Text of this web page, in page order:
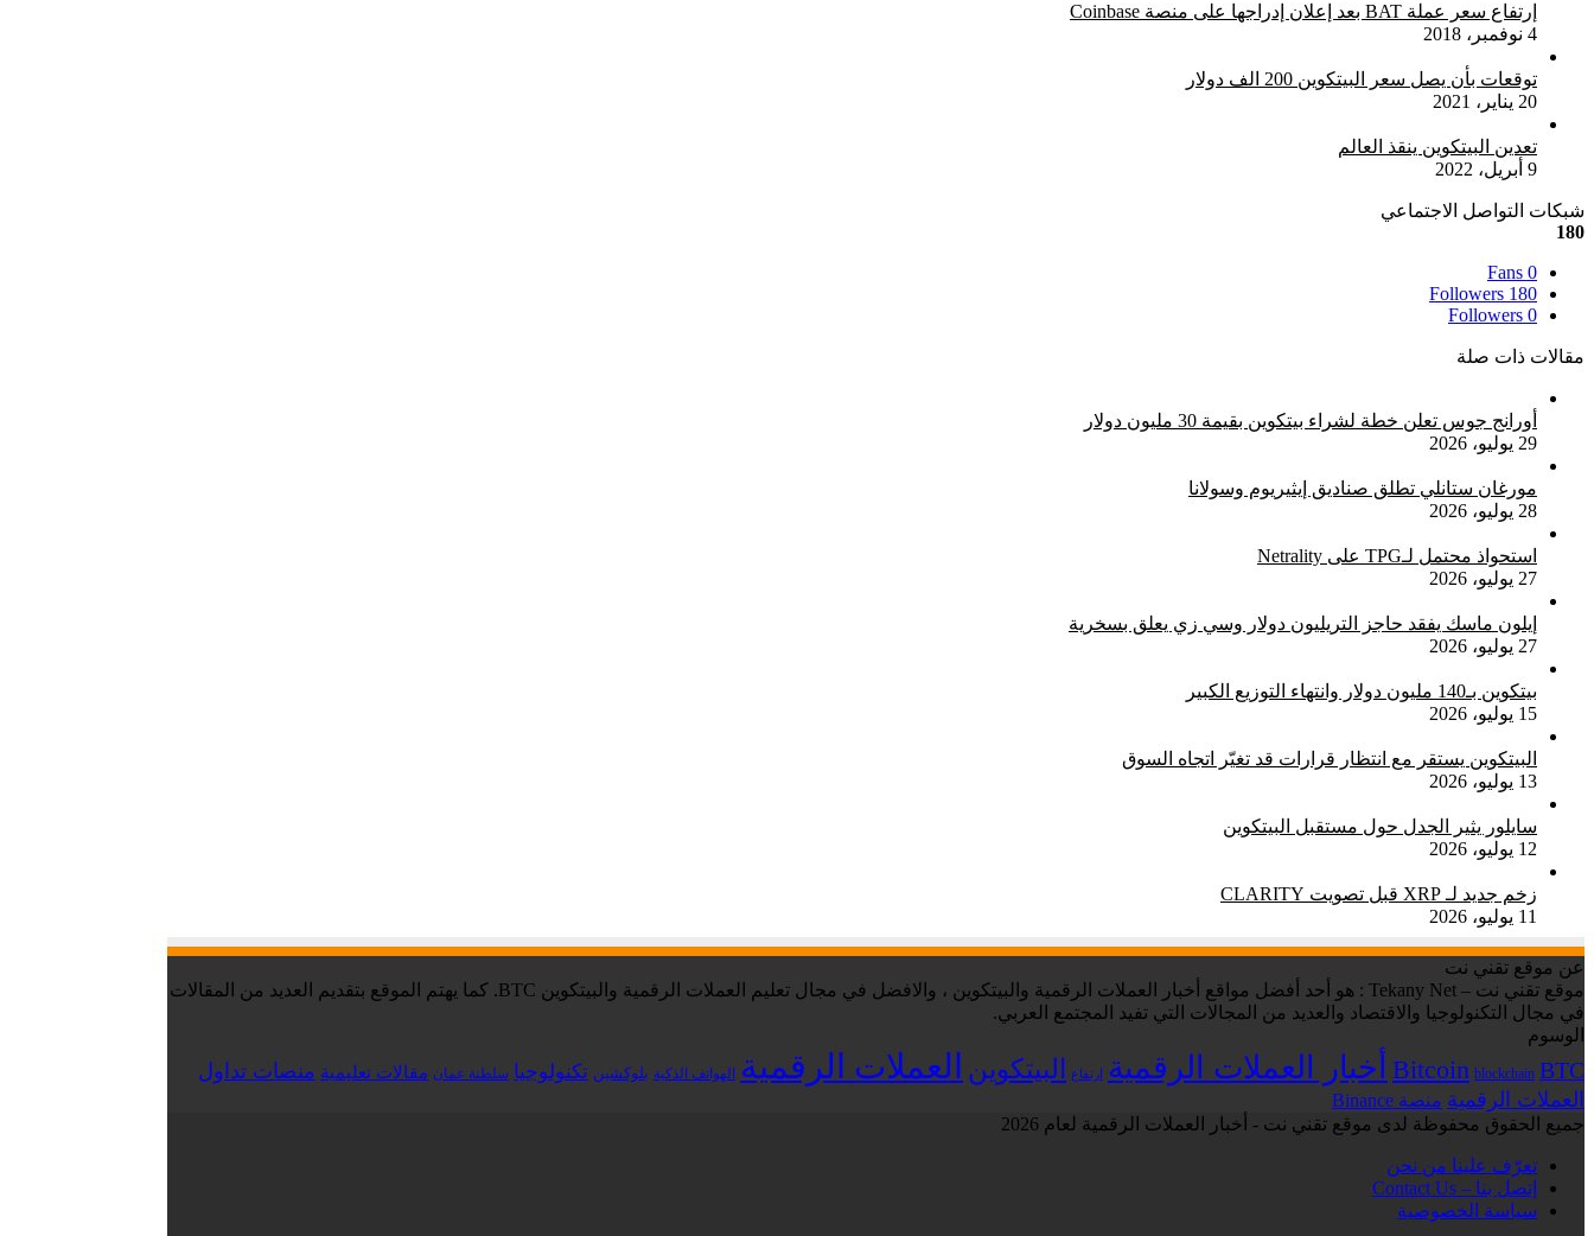
إرتفاع سعر عملة BAT بعد إعلان إدراجها على منصة Coinbase
4 نوفمبر، 2018
توقعات بأن يصل سعر البيتكوين 200 الف دولار
20 يناير، 2021
تعدين البيتكوين ينقذ العالم
9 أبريل، 2022
شبكات التواصل الاجتماعي
180
0
Fans
180
Followers
0
Followers
مقالات ذات صلة
أورانج جوس تعلن خطة لشراء بيتكوين بقيمة 30 مليون دولار
29 يوليو، 2026
مورغان ستانلي تطلق صناديق إيثيريوم وسولانا
28 يوليو، 2026
استحواذ محتمل لـTPG على Netrality
27 يوليو، 2026
إيلون ماسك يفقد حاجز التريليون دولار وسي زي يعلق بسخرية
27 يوليو، 2026
بيتكوين بـ140 مليون دولار وانتهاء التوزيع الكبير
15 يوليو، 2026
البيتكوين يستقر مع انتظار قرارات قد تغيّر اتجاه السوق
13 يوليو، 2026
سايلور يثير الجدل حول مستقبل البيتكوين
12 يوليو، 2026
زخم جديد لـ XRP قبل تصويت CLARITY
11 يوليو، 2026
عن موقع تقني نت
موقع تقني نت – Tekany Net : هو أحد أفضل مواقع أخبار العملات الرقمية والبيتكوين ، والافضل في مجال تعليم العملات الرقمية والبيتكوين BTC. كما يهتم الموقع بتقديم العديد من المقالات
في مجال التكنولوجيا والاقتصاد والعديد من المجالات التي تفيد المجتمع العربي.
الوسوم
Bitcoin blockchain BTC أخبار العملات الرقمية ارتفاع البيتكوين العملات الرقمية الهواتف الذكية بلوكشين تكنولوجيا سلطنة عمان مقالات تعليمية منصات تداول
العملات الرقمية منصة Binance
جميع الحقوق محفوظة لدى موقع تقني نت - أخبار العملات الرقمية لعام 2026
تعرّف علينا من نحن
إتصل بنا – Contact Us
سياسة الخصوصية